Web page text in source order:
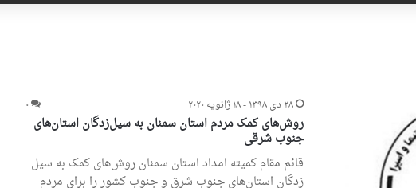
۲۸ دی ۱۳۹۸ - ۱۸ ژانویه ۲۰۲۰ ۰
روش‌های کمک مردم استان سمنان به سیل‌زدگان استان‌های
جنوب شرقی
قائم مقام کمیته امداد استان سمنان روش‌های کمک به سیل
زدگان استان‌های جنوب شرق و جنوب کشور را برای مردم